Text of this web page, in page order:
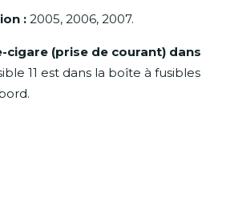
: 2005, 2006, 2007.
cigare (prise de courant) dans
11 est dans la boîte à fusibles